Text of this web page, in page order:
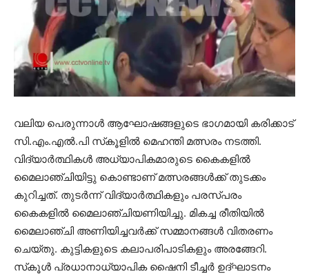
വലിയ പെരുന്നാള്‍ ആഘോഷങ്ങളുടെ ഭാഗമായി കരിക്കാട്
സി.എം.എല്‍.പി സ്‌കൂളില്‍ മെഹന്തി മത്സരം നടത്തി.
വിദ്യാര്‍ത്ഥികള്‍ അധ്യാപികമാരുടെ കൈകളില്‍
മൈലാഞ്ചിയിട്ടു കൊണ്ടാണ് മത്സരങ്ങള്‍ക്ക് തുടക്കം
കുറിച്ചത്. തുടര്‍ന്ന് വിദ്യാര്‍ത്ഥികളും പരസ്പരം
കൈകളില്‍ മൈലാഞ്ചിയണിയിച്ചു. മികച്ച രീതിയില്‍
മൈലാഞ്ചി അണിയിച്ചവര്‍ക്ക് സമ്മാനങ്ങള്‍ വിതരണം
ചെയ്തു. കുട്ടികളുടെ കലാപരിപാടികളും അരങ്ങേറി.
സ്‌കൂള്‍ പ്രധാനാധ്യാപിക ഷൈനി ടീച്ചര്‍ ഉദ്ഘാടനം